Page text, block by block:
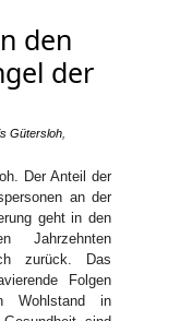
den
der
Gütersloh
Der Anteil der
an der
geht in den
Jahrzehnten
zurück. Das
Folgen
Wohlstand in